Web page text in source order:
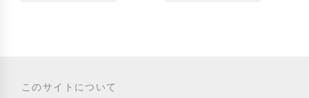
このサイトについて